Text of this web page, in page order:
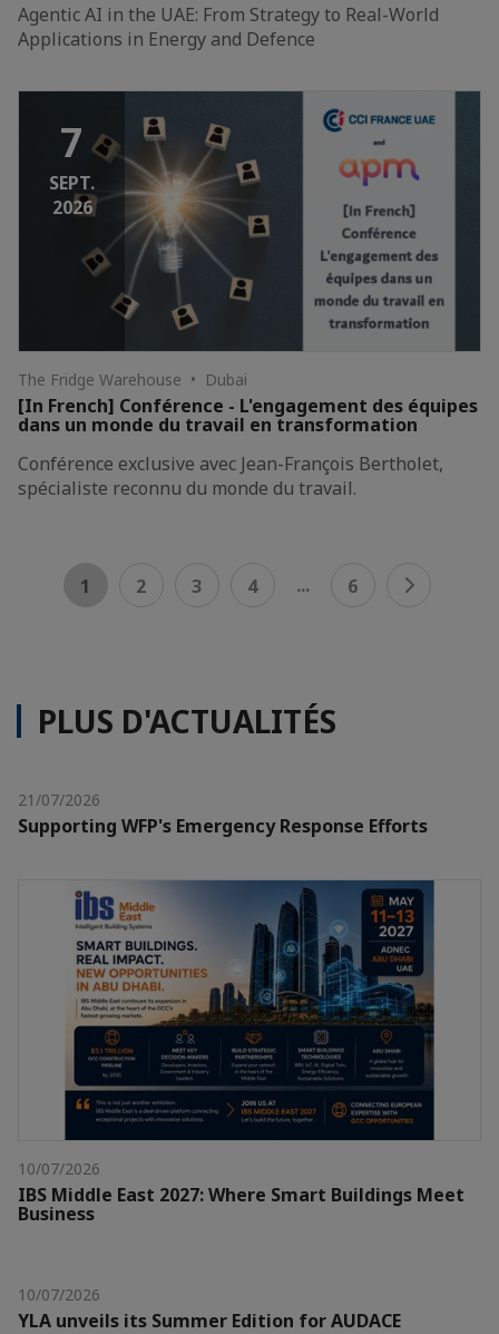
Agentic AI in the UAE: From Strategy to Real-World
Applications in Energy and Defence
7
SEPT.
2026
The Fridge Warehouse • Dubai
[In French] Conférence - L'engagement des équipes
dans un monde du travail en transformation
Conférence exclusive avec Jean-François Bertholet,
spécialiste reconnu du monde du travail.
1 2 3 4 ... 6
PLUS D'ACTUALITÉS
21/07/2026
Supporting WFP's Emergency Response Efforts
10/07/2026
IBS Middle East 2027: Where Smart Buildings Meet
Business
10/07/2026
YLA unveils its Summer Edition for AUDACE